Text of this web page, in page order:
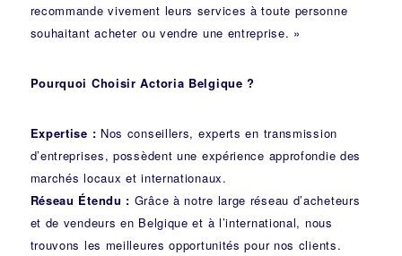
recommande vivement leurs services à toute personne
souhaitant acheter ou vendre une entreprise. »
Pourquoi Choisir Actoria Belgique ?
Expertise : Nos conseillers, experts en transmission
d’entreprises, possèdent une expérience approfondie des
marchés locaux et internationaux.
Réseau Étendu : Grâce à notre large réseau d’acheteurs
et de vendeurs en Belgique et à l’international, nous
trouvons les meilleures opportunités pour nos clients.